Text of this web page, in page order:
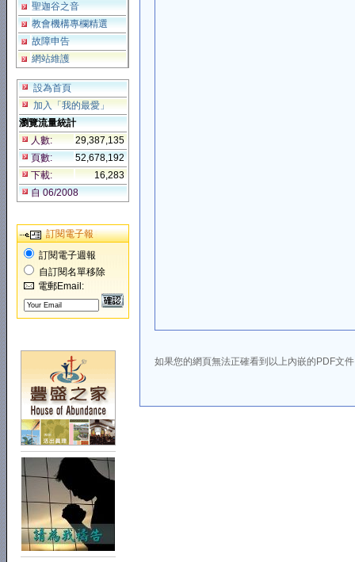
聖迦谷之音
教會機構專欄精選
故障申告
網站維護
設為首頁
加入「我的最愛」
瀏覽流量統計
人數:
29,387,135
頁數:
52,678,192
下載:
16,283
自 06/2008
訂閱電子報
訂閱電子週報
自訂閱名單移除
電郵Email:
如果您的網頁無法正確看到以上內嵌的PDF文